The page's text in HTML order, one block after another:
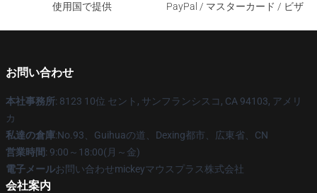
使用国で提供
PayPal / マスターカード / ビザ
お問い合わせ
本社事務所: 8123 10位 セント, サンフランシスコ, CA 94103, アメリ
カ
私達の倉庫:No.93、Guihuaの道、Dexing都市、広東省、CN
営業時間: 9:00～18:00(月～金)
電子メールお問い合わせmickeyマウスプラス株式会社
会社案内